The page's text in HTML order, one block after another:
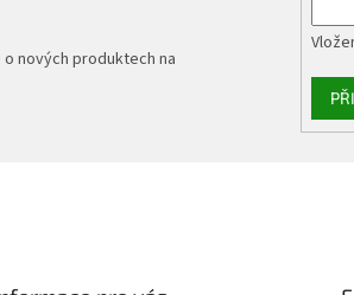
nových produktech na